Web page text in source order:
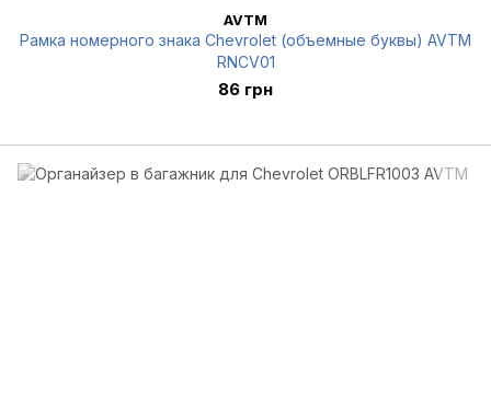
AVTM
Рамка номерного знака Chevrolet (объемные буквы) AVTM
RNCV01
86 грн